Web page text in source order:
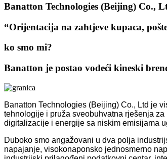
Banatton Technologies (Beijing) Co.,
“Orijentacija na zahtjeve kupaca,
ko smo mi?
Banatton je postao vodeći kineski
Banatton Technologies (Beijing) Co., Ltd je
tehnologije i pruža sveobuhvatna rješenja
digitalizacije i energije sa niskim emisijama
Duboko smo angažovani u dva polja
napajanje, visokonaponsko jednosmerno